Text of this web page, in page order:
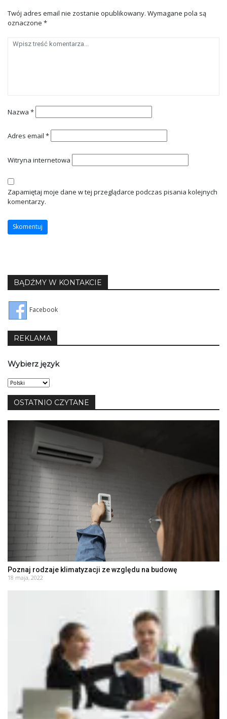
Twój adres email nie zostanie opublikowany. Wymagane pola są
oznaczone *
Nazwa *
Adres email *
Witryna internetowa
Zapamiętaj moje dane w tej przeglądarce podczas pisania kolejnych
komentarzy.
BĄDŹMY W KONTAKCIE
Facebook
REKLAMA
Wybierz język
Wybierz
język
OSTATNIO CZYTANE
Poznaj rodzaje klimatyzacji ze względu na budowę
18 maja, 2022